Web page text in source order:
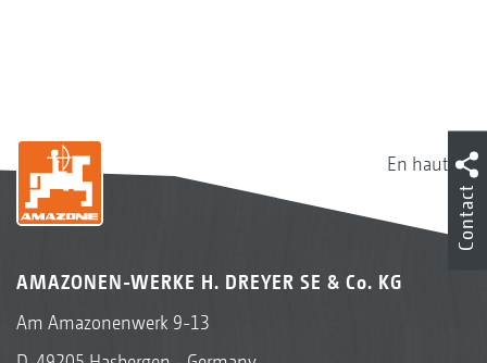
En haut
AMAZONEN-WERKE H. DREYER SE & Co. KG
Am Amazonenwerk 9-13
Contact